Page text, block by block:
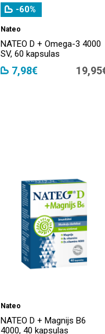
-60%
Nateo
NATEO D + Omega-3 4000
SV, 60 kapsulas
7,98€
Nateo
NATEO D + Magnijs B6
4000, 40 kapsulas